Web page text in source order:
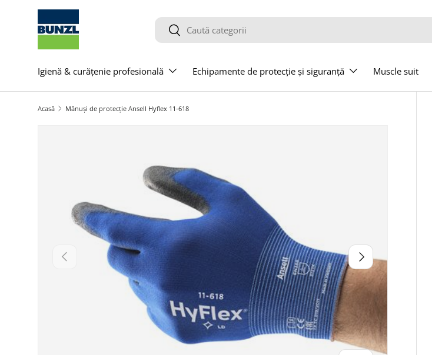
Salt la conținut Caută
Caută
Igienă & curățenie profesională Echipamente de protecție și siguranță Muscle suit
Acasă Mănuși de protecție Ansell Hyflex 11-618
Anterior Următor